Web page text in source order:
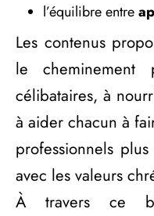
l’équilibre entre
Les contenus
le cheminement
célibataires, à
à aider chacun à
professionnels
avec les valeurs
À travers ce